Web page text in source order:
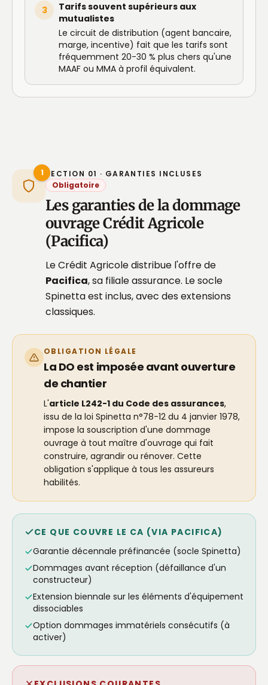
3
Tarifs souvent supérieurs aux
mutualistes
Le circuit de distribution (agent bancaire,
marge, incentive) fait que les tarifs sont
fréquemment 20-30 % plus chers qu'une
MAAF ou MMA à profil équivalent.
1
SECTION 01 · GARANTIES INCLUSES
Obligatoire
Les garanties de la dommage
ouvrage Crédit Agricole
(Pacifica)
Le Crédit Agricole distribue l'offre de
Pacifica, sa filiale assurance. Le socle
Spinetta est inclus, avec des extensions
classiques.
OBLIGATION LÉGALE
La DO est imposée avant ouverture
de chantier
L'article L242-1 du Code des assurances,
issu de la loi Spinetta n°78-12 du 4 janvier 1978,
impose la souscription d'une dommage
ouvrage à tout maître d'ouvrage qui fait
construire, agrandir ou rénover. Cette
obligation s'applique à tous les assureurs
habilités.
CE QUE COUVRE LE CA (VIA PACIFICA)
Garantie décennale préfinancée (socle Spinetta)
Dommages avant réception (défaillance d'un
constructeur)
Extension biennale sur les éléments d'équipement
dissociables
Option dommages immatériels consécutifs (à
activer)